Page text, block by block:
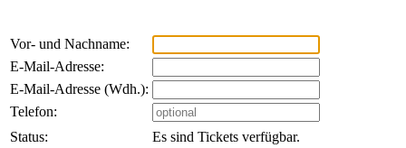
Vor- und Nachname:
E-Mail-Adresse:
E-Mail-Adresse (Wdh.):
Telefon:
Status:
Es sind Tickets verfügbar.